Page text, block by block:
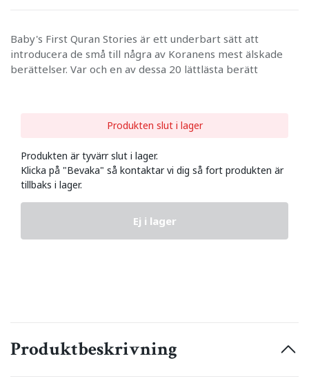
Baby's First Quran Stories är ett underbart sätt att
introducera de små till några av Koranens mest älskade
berättelser. Var och en av dessa 20 lättlästa berätt
Produkten slut i lager
Produkten är tyvärr slut i lager.
Klicka på "Bevaka" så kontaktar vi dig så fort produkten är
tillbaks i lager.
Ej i lager
Produktbeskrivning